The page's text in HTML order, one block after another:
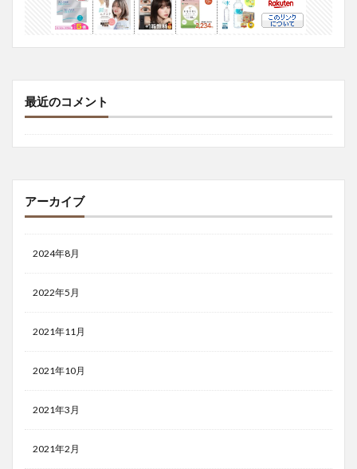
最近のコメント
アーカイブ
2024年8月
2022年5月
2021年11月
2021年10月
2021年3月
2021年2月